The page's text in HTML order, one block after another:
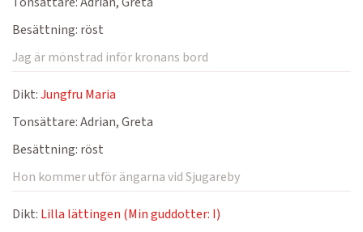
Besättning: röst
Jag är mönstrad inför kronans bord
Dikt:Jungfru Maria
Tonsättare:Adrian, Greta
Besättning: röst
Hon kommer utför ängarna vid Sjugareby
Dikt: Lilla lättingen (Min guddotter: I)